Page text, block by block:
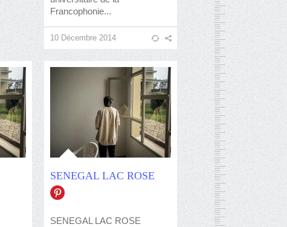
Francophonie...
10 Décembre 2014
SENEGAL LAC ROSE
SENEGAL LAC ROSE